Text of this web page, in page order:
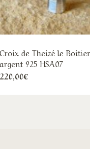
Croix de Theizé le Boitier
argent 925 HSA07
220,00€